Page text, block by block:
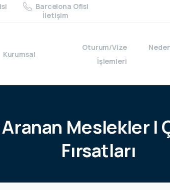
Barcelona Ofisi
İletişim
Kurumsal
Oturum/Vize
İşlemleri
Aranan Meslekler |
Fırsatları